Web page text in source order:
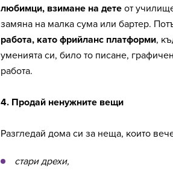
любимци, взимане на дете от
замяна на малка сума или бартер.
работа, като фрийланс платформи,
уменията си, било то писане,
работа.
4. Продай ненужните вещи
Разгледай дома си за неща, които
стари дрехи,